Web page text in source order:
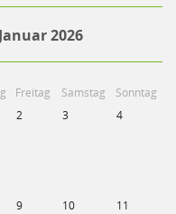
Januar 2026
Freitag Samstag
Sonntag
2 3 4
9 10 11